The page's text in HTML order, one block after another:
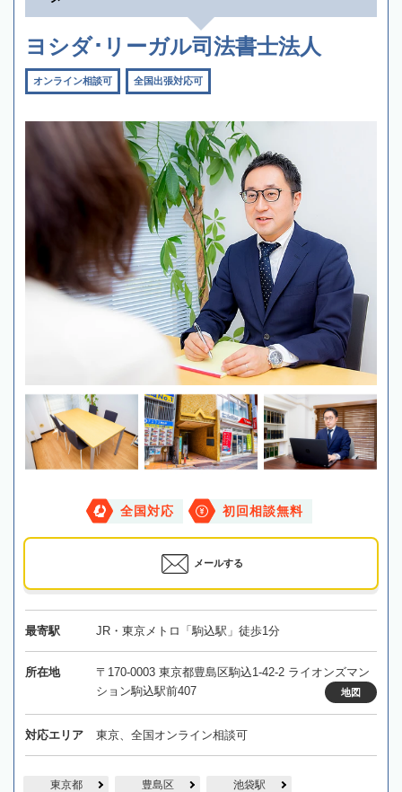
ヨシダ･リーガル司法書士法人
オンライン相談可 全国出張対応可
全国対応 初回相談無料
メールする
最寄駅 JR・東京メトロ「駒込駅」徒歩1分
所在地
〒170-0003 東京都豊島区駒込1-42-2 ライオンズマン
ション駒込駅前407
地図
対応エリア 東京、全国オンライン相談可
東京都 豊島区 池袋駅